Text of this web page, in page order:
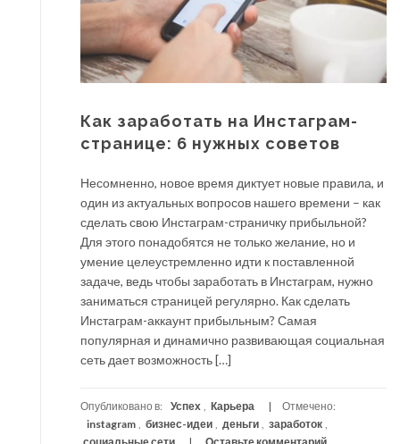
Как заработать на Инстаграм-
странице: 6 нужных советов
Несомненно, новое время диктует новые правила, и
один из актуальных вопросов нашего времени – как
сделать свою Инстаграм-страничку прибыльной?
Для этого понадобятся не только желание, но и
умение целеустремленно идти к поставленной
задаче, ведь чтобы заработать в Инстаграм, нужно
заниматься страницей регулярно. Как сделать
Инстаграм-аккаунт прибыльным? Самая
популярная и динамично развивающая социальная
сеть дает возможность […]
Опубликовано в: Успех Карьера
Отмечено:
instagram
бизнес-идеи деньги заработок